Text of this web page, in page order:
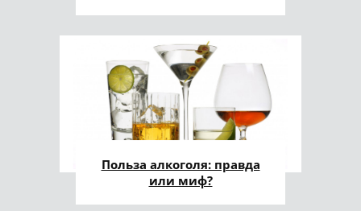
Польза алкоголя: правда
или миф?